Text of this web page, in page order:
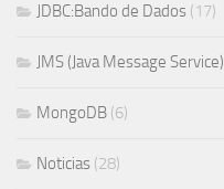
JDBC:Bando de Dados (17)
JMS (Java Message Service)
MongoDB (6)
Noticias (28)